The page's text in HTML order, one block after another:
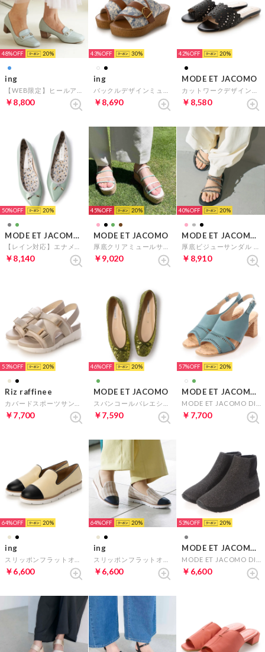
48% 20
ing
￥8,800
43% 30
ing
￥8,690
42% 20
MODE ET JACOMO
￥8,580
50% 20
MODE ET JACOMO carino
￥8,140
45% 20
MODE ET JACOMO
￥9,020
40% 20
MODE ET JACOMO carino
￥8,910
53% 20
Riz raffinee
￥7,700
46% 20
MODE ET JACOMO
￥7,590
57% 20
MODE ET JACOMO D'ICI
￥7,700
64% 20
ing
￥6,600
64% 20
ing
￥6,600
53% 20
MODE ET JACOMO D'ICI
￥6,600